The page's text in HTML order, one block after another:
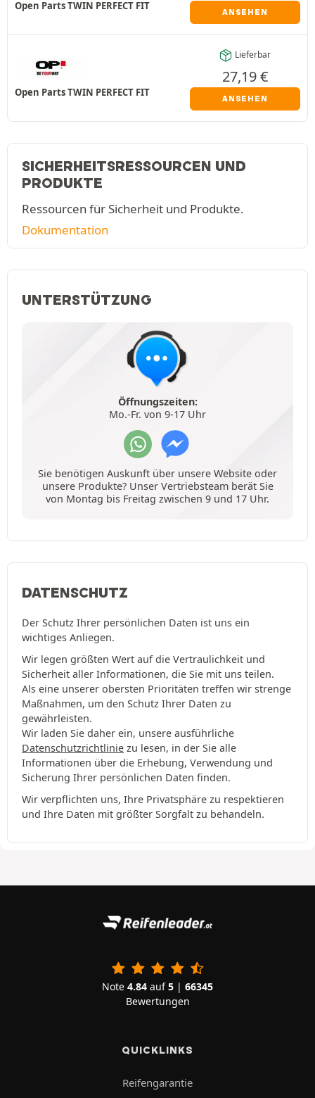
Open Parts TWIN PERFECT FIT
ANSEHEN
Open Parts TWIN PERFECT FIT
Lieferbar
27,19€
ANSEHEN
SICHERHEITSRESSOURCEN UND
PRODUKTE
Ressourcen für Sicherheit und Produkte.
Dokumentation
UNTERSTÜTZUNG
Öffnungszeiten:
Mo.-Fr. von 9-17 Uhr
Sie benötigen Auskunft über unsere Website oder
unsere Produkte? Unser Vertriebsteam berät Sie
von Montag bis Freitag zwischen 9 und 17 Uhr.
DATENSCHUTZ
Der Schutz Ihrer persönlichen Daten ist uns ein
wichtiges Anliegen.
Wir legen größten Wert auf die Vertraulichkeit und
Sicherheit aller Informationen, die Sie mit uns teilen.
Als eine unserer obersten Prioritäten treffen wir strenge
Maßnahmen, um den Schutz Ihrer Daten zu
gewährleisten.
Wir laden Sie daher ein, unsere ausführliche
Datenschutzrichtlinie zu lesen, in der Sie alle
Informationen über die Erhebung, Verwendung und
Sicherung Ihrer persönlichen Daten finden.
Wir verpflichten uns, Ihre Privatsphäre zu respektieren
und Ihre Daten mit größter Sorgfalt zu behandeln.
Note 4.84 auf5 | 66345
Bewertungen
QUICKLINKS
Reifengarantie